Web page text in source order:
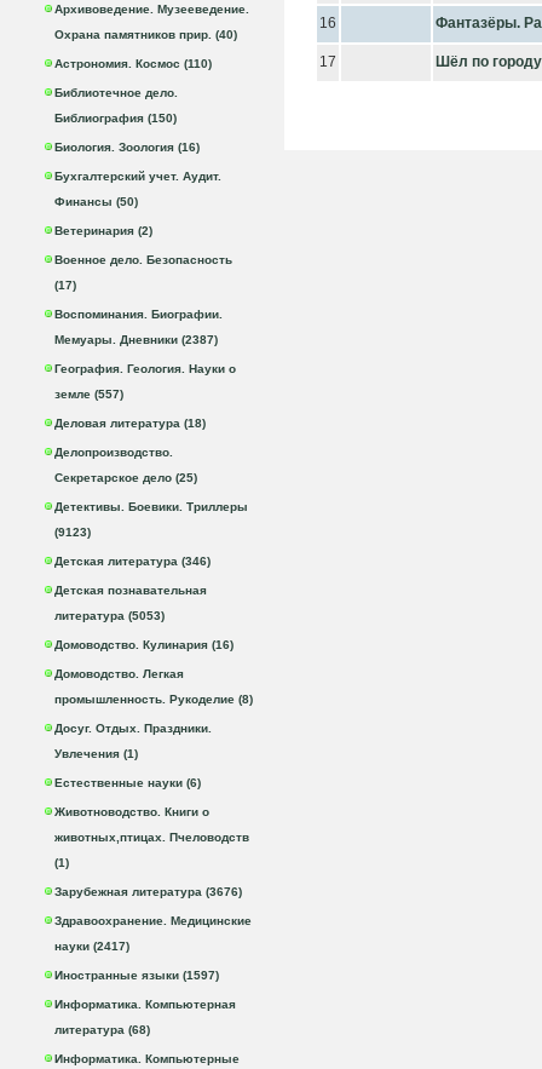
Архивоведение. Музееведение.
Охрана памятников прир. (40)
Астрономия. Космос (110)
Библиотечное дело.
Библиография (150)
Биология. Зоология (16)
Бухгалтерский учет. Аудит.
Финансы (50)
Ветеринария (2)
Военное дело. Безопасность
(17)
Воспоминания. Биографии.
Мемуары. Дневники (2387)
География. Геология. Науки о
земле (557)
Деловая литература (18)
Делопроизводство.
Секретарское дело (25)
Детективы. Боевики. Триллеры
(9123)
Детская литература (346)
Детская познавательная
литература (5053)
Домоводство. Кулинария (16)
Домоводство. Легкая
промышленность. Рукоделие (8)
Досуг. Отдых. Праздники.
Увлечения (1)
Естественные науки (6)
Животноводство. Книги о
животных,птицах. Пчеловодств
(1)
Зарубежная литература (3676)
Здравоохранение. Медицинские
науки (2417)
Иностранные языки (1597)
Информатика. Компьютерная
литература (68)
Информатика. Компьютерные
16 Фантазёры.
17 Шёл по